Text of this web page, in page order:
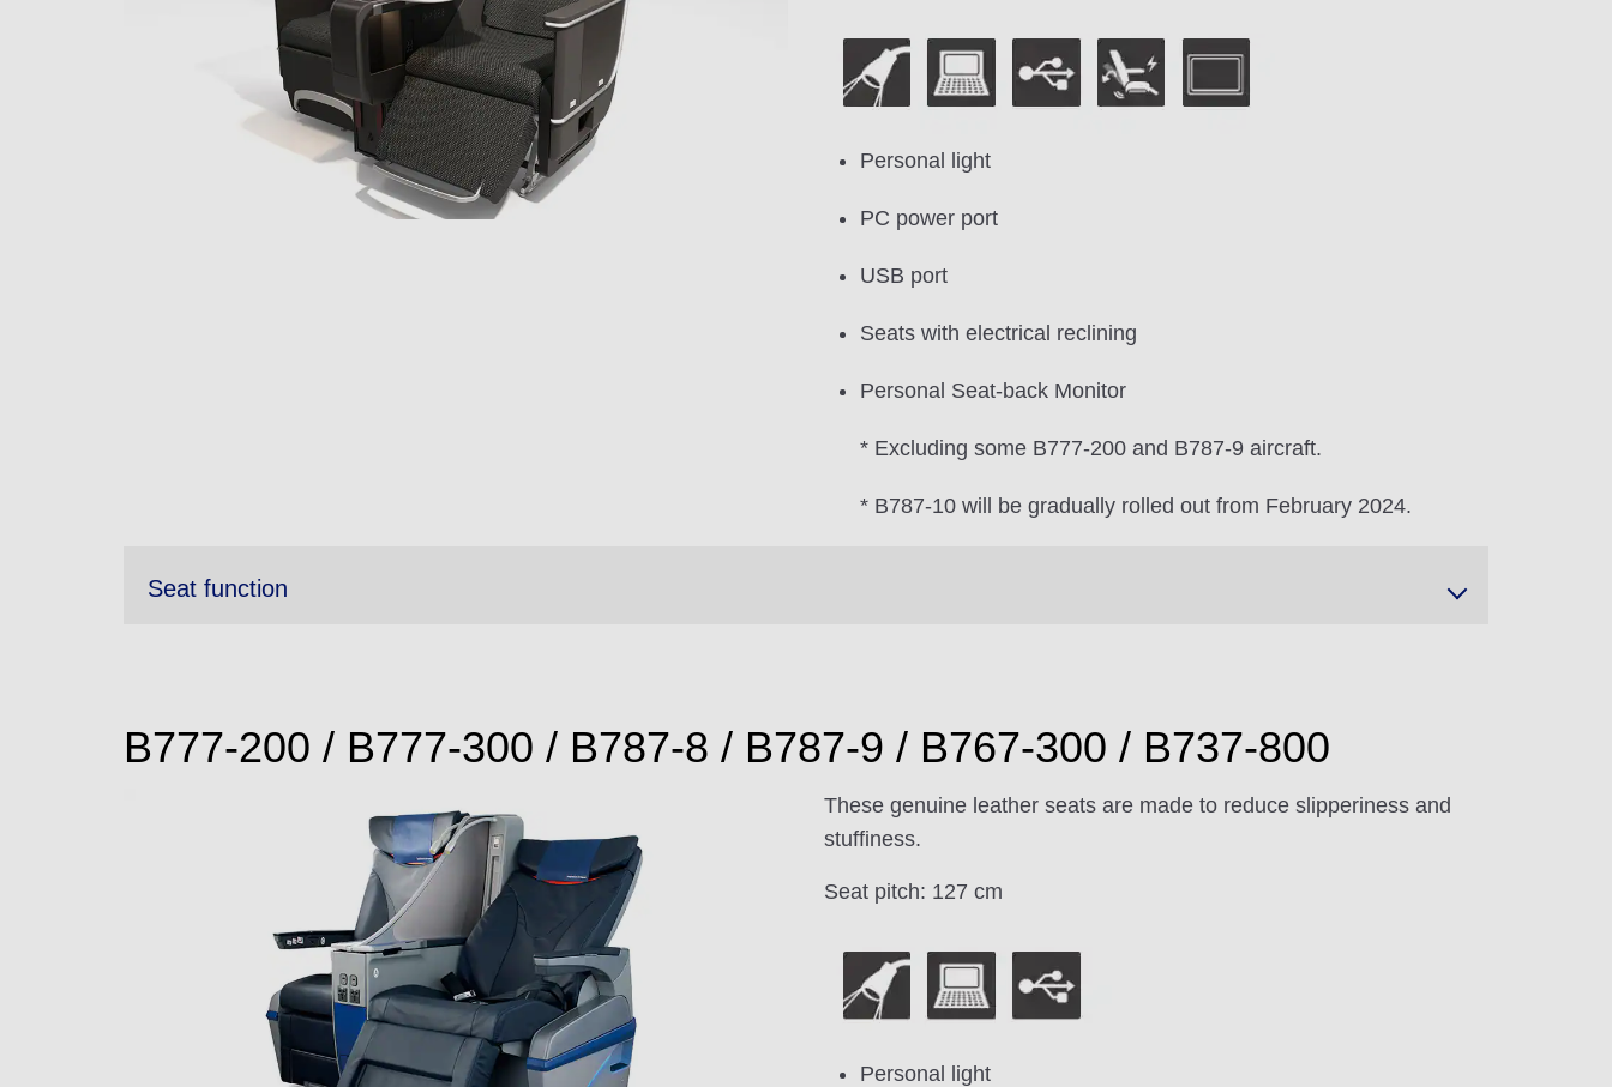
Personal light
PC power port
USB port
Seats with electrical reclining
Personal Seat-back Monitor
* Excluding some B777-200 and B787-9 aircraft.
* B787-10 will be gradually rolled out from February 2024.
Seat function
B777-200 / B777-300 / B787-8 / B787-9 / B767-300 / B737-800
These genuine leather seats are made to reduce slipperiness and
stuffiness.
Seat pitch: 127 cm
Personal light